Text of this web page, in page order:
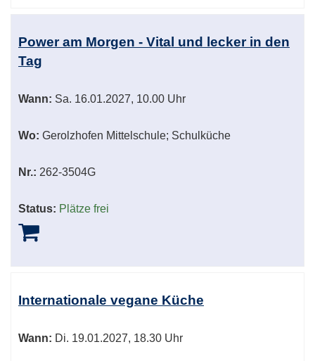
Power am Morgen - Vital und lecker in den
Tag
Wann: Sa. 16.01.2027, 10.00 Uhr
Wo: Gerolzhofen Mittelschule; Schulküche
Nr.: 262-3504G
Status: Plätze frei
Internationale vegane Küche
Wann: Di. 19.01.2027, 18.30 Uhr